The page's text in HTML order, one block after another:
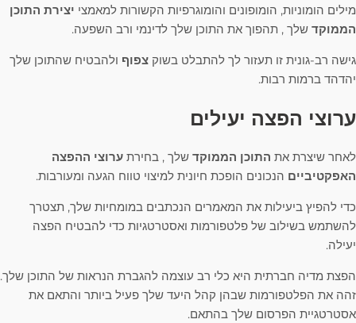
מילים הומוניות, הומופונים והומוגרפיות הקשורות למאמצי יצירת התוכן
הממוקד שלך , תהפוך את התוכן שלך לדינמי ורב השפעה.
גישה רב-גונית זו תעזור לך להתבלט בשוק צפוף ולהבטיח שהתוכן שלך
יהדהד ברמות רבות.
ערוצי הפצה יעילים
לאחר שיצרת את התוכן הממוקד שלך , בחירת ערוצי ההפצה
האפקטיביים הנכונים הופכת חיונית למיצוי טווח הגעה ומעורבות.
כדי להפיץ ביעילות את המאמרים הנכתבים במומחיות שלך, תצטרך
להשתמש בשילוב של פלטפורמות ואסטרטגיות כדי להבטיח הפצה
יעילה.
הפצת מדיה חברתית היא כלי רב עוצמה להגברת הנראות של התוכן שלך.
זהה את הפלטפורמות שבהן קהל היעד שלך פעיל ביותר והתאם את
אסטרטגיית הפרסום שלך בהתאם.